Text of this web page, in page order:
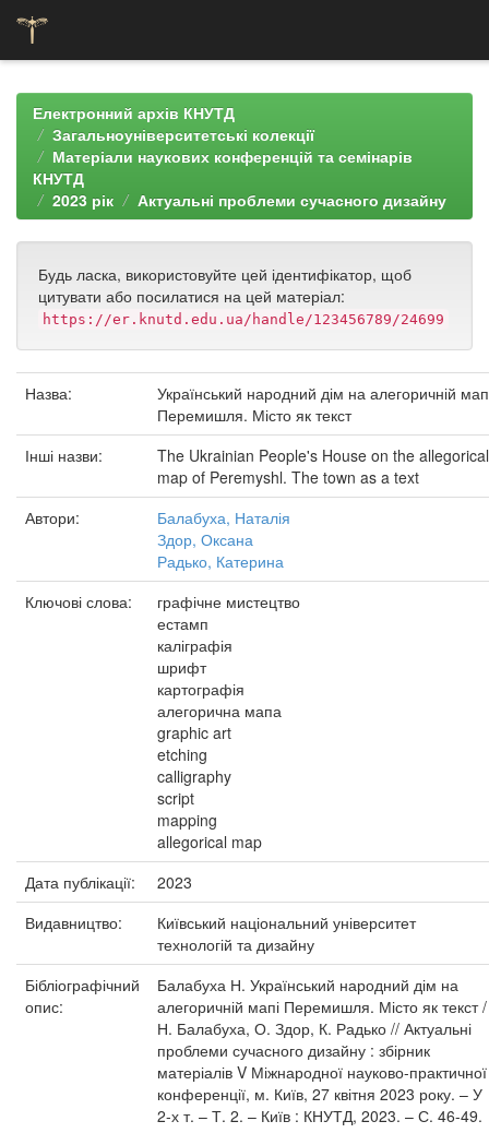
navigationЕлектронний архів КНУТД
Загальноуніверситетські колекції
Матеріали наукових конференцій та семінарів
КНУТД
2023 рік
Актуальні проблеми сучасного дизайну
Будь ласка, використовуйте цей ідентифікатор, щоб
цитувати або посилатися на цей матеріал:
https://er.knutd.edu.ua/handle/123456789/24699
Назва:
Український народний дім на алегоричній
Перемишля. Місто як текст
Інші назви:
The Ukrainian People's House on the allegorical
map of Peremyshl. The town as a text
Автори:
Балабуха, Наталія
Здор, Оксана
Радько, Катерина
Ключові слова:
графічне мистецтво
естамп
каліграфія
шрифт
картографія
алегорична мапа
graphic art
etching
calligraphy
script
mapping
allegorical map
Дата публікації:
2023
Видавництво:
Київський національний університет
технологій та дизайну
Бібліографічний
опис:
Балабуха Н. Український народний дім на
алегоричній мапі Перемишля. Місто як текст /
Н. Балабуха, О. Здор, К. Радько // Актуальні
проблеми сучасного дизайну : збірник
матеріалів V Міжнародної науково-практичної
конференції, м. Київ, 27 квітня 2023 року. – У
2-х т. – Т. 2. – Київ : КНУТД, 2023. – С. 46-49.